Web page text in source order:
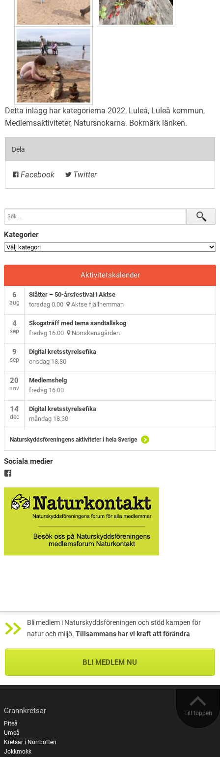
Detta inlägg har kategorierna 2022, Luleå, Luleå kommun,
Medlemsaktiviteter, Natursnokarna. Bokmärk länken.
Dela
Facebook Twitter
Kategorier
Aktivitetskalender
6
aug
Slåtter – 50-årsfestival i Aktse
torsdag 0.00 Aktse fjällhemman
4
sep
Skogsträff med tema sandtallskog
fredag 16.00 Norrskensgården
9
sep
Digital kretsstyrelsefika
onsdag 18.30
20
nov
Medlemshelg
fredag 16.00
14
dec
Digital kretsstyrelsefika
måndag 18.30
Naturskyddsföreningens aktiviteter i hela Sverige
Sociala medier
Bli medlem i Naturskyddsföreningen och stöd kampen för
natur och miljö. Tillsammans har vi kraft att förändra
BLI MEDLEM NU
Till toppen
Grannkretsar
Piteå
Umeå
Kretsar i Norrbotten
Jokkmokk